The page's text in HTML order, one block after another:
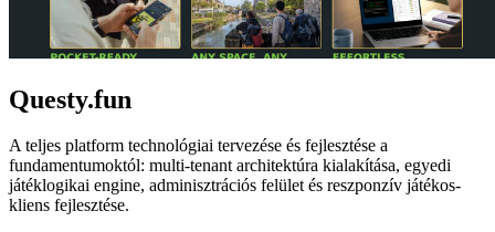
Questy.fun
A teljes platform technológiai tervezése és fejlesztése a
fundamentumoktól: multi-tenant architektúra kialakítása, egyedi
játéklogikai engine, adminisztrációs felület és reszponzív játékos-
kliens fejlesztése.